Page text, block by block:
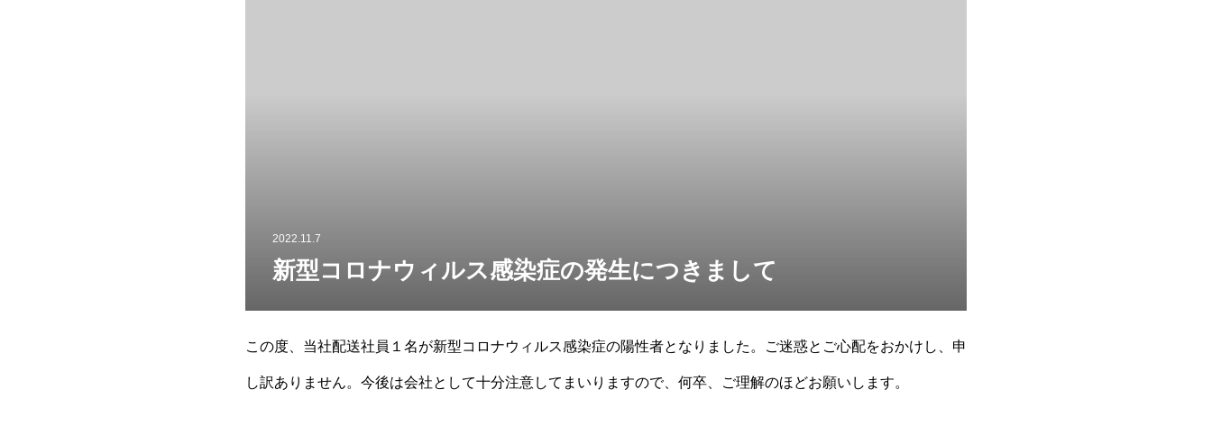
2022.11.7
新型コロナウィルス感染症の発生につきまして
この度、当社配送社員１名が新型コロナウィルス感染症の陽性者となりました。ご迷惑とご心配をおかけし、申
し訳ありません。今後は会社として十分注意してまいりますので、何卒、ご理解のほどお願いします。